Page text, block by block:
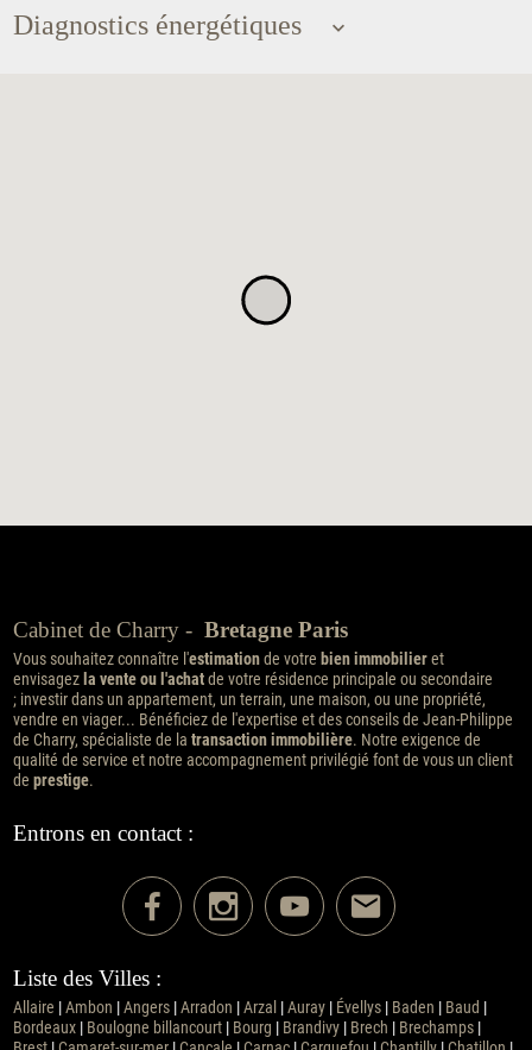
Diagnostics énergétiques
Cabinet de Charry - Bretagne Paris
Vous souhaitez connaître l'estimationde votre bien immobilieret
envisagezla vente ou l'achatde votre résidence principale ou secondaire
; investir dans un appartement, un terrain, une maison, ou une propriété,
vendre en viager... Bénéficiez de l'expertise et des conseils de Jean-Philippe
de Charry, spécialiste de la transaction immobilière. Notre exigence de
qualité de service et notre accompagnement privilégié font de vous un client
de prestige.
Entrons en contact :
Liste des Villes :
Allaire Ambon Angers| Arradon Arzal| Auray| Évellys| Baden Baud
Bordeaux| Boulogne billancourt| Bourg Brandivy| Brech Brechamps|